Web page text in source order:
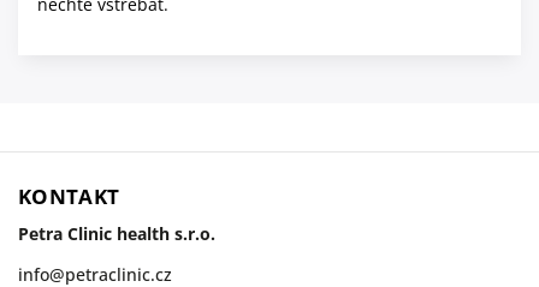
KONTAKT
Petra Clinic health s.r.o.
info@petraclinic.cz